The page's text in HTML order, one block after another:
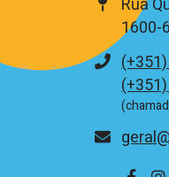
Rua
1600-
E-